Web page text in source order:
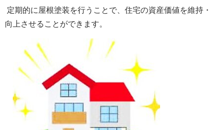
定期的に屋根塗装を行うことで、住宅の資産価値を維持・
向上させることができます。